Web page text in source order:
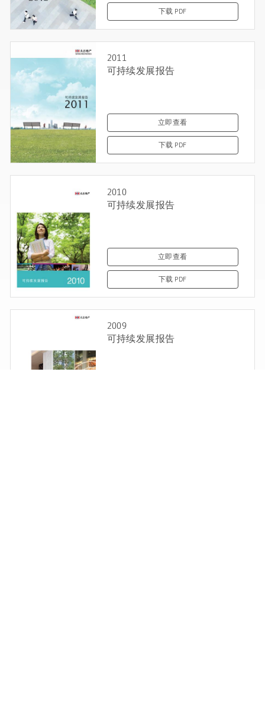
下载 PDF
2011
可持续发展报告
立即查看
下载 PDF
2010
可持续发展报告
立即查看
下载 PDF
2009
可持续发展报告